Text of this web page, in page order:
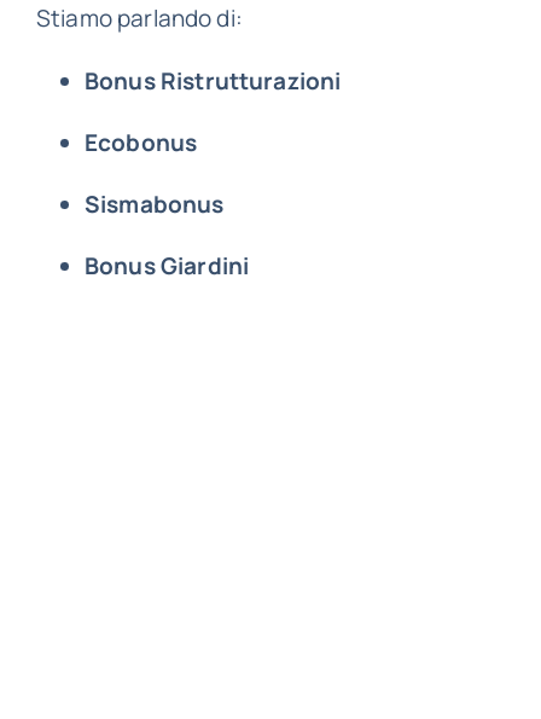
Stiamo parlando di:
Bonus Ristrutturazioni
Ecobonus
Sismabonus
Bonus Giardini